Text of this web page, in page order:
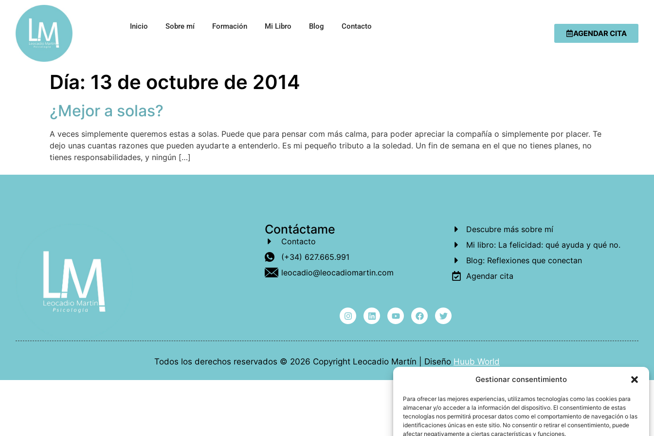
Gestionar consentimiento
Para ofrecer las mejores experiencias, utilizamos tecnologías como las cookies para
almacenar y/o acceder a la información del dispositivo. El consentimiento de estas
tecnologías nos permitirá procesar datos como el comportamiento de navegación o las
identificaciones únicas en este sitio. No consentir o retirar el consentimiento, puede
afectar negativamente a ciertas características y funciones.
Inicio Sobre mí Formación Mi Libro Blog Contacto
AGENDAR CITA
Día: 13 de octubre de 2014
¿Mejor a solas?
A veces simplemente queremos estas a solas. Puede que para pensar com más calma, para poder apreciar la compañía o simplemente por placer. Te
dejo unas cuantas razones que pueden ayudarte a entenderlo. Es mi pequeño tributo a la soledad. Un fin de semana en el que no tienes planes, no
tienes responsabilidades, y ningún […]
Contáctame
Contacto
(+34) 627.665.991
leocadio@leocadiomartin.com
Descubre más sobre mí
Mi libro: La felicidad: qué ayuda y qué no.
Blog: Reflexiones que conectan
Agendar cita
Todos los derechos reservados © 2026 Copyright Leocadio Martín | Diseño Huub World